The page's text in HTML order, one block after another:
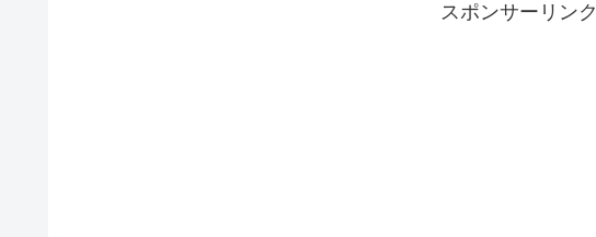
スポンサーリンク